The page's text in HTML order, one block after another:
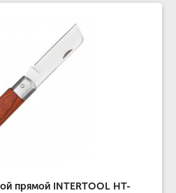
прямой INTERTOOL HT-